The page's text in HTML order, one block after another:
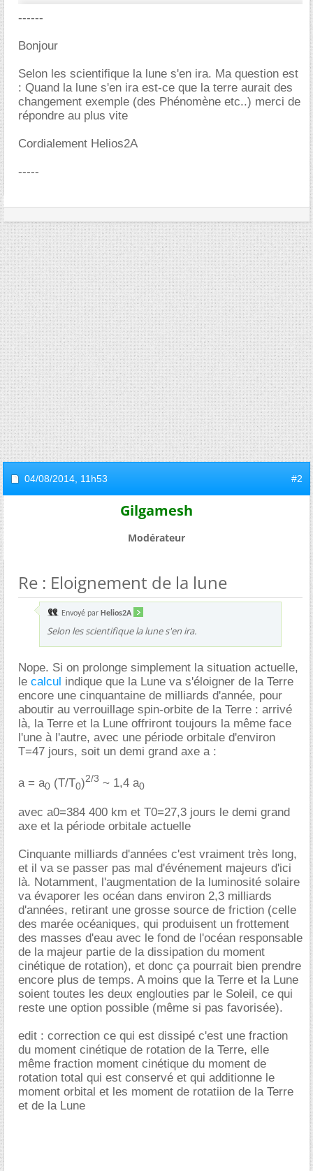
------
Bonjour
Selon les scientifique la lune s'en ira. Ma question est
: Quand la lune s'en ira est-ce que la terre aurait des
changement exemple (des Phénomène etc..) merci de
répondre au plus vite
Cordialement Helios2A
-----
04/08/2014, 11h53 #2
Gilgamesh
Modérateur
Re : Eloignement de la lune
Envoyé par Helios2A
Selon les scientifique la lune s'en ira.
Nope. Si on prolonge simplement la situation actuelle,
le calcul indique que la Lune va s'éloigner de la Terre
encore une cinquantaine de milliards d'année, pour
aboutir au verrouillage spin-orbite de la Terre : arrivé
là, la Terre et la Lune offriront toujours la même face
l'une à l'autre, avec une période orbitale d'environ
T=47 jours, soit un demi grand axe a :
a = a0 (T/T0)2/3 ~ 1,4 a0
avec a0=384 400 km et T0=27,3 jours le demi grand
axe et la période orbitale actuelle
Cinquante milliards d'années c'est vraiment très long,
et il va se passer pas mal d'événement majeurs d'ici
là. Notamment, l'augmentation de la luminosité solaire
va évaporer les océan dans environ 2,3 milliards
d'années, retirant une grosse source de friction (celle
des marée océaniques, qui produisent un frottement
des masses d'eau avec le fond de l'océan responsable
de la majeur partie de la dissipation du moment
cinétique de rotation), et donc ça pourrait bien prendre
encore plus de temps. A moins que la Terre et la Lune
soient toutes les deux englouties par le Soleil, ce qui
reste une option possible (même si pas favorisée).
edit : correction ce qui est dissipé c'est une fraction
du moment cinétique de rotation de la Terre, elle
même fraction moment cinétique du moment de
rotation total qui est conservé et qui additionne le
moment orbital et les moment de rotatiion de la Terre
et de la Lune